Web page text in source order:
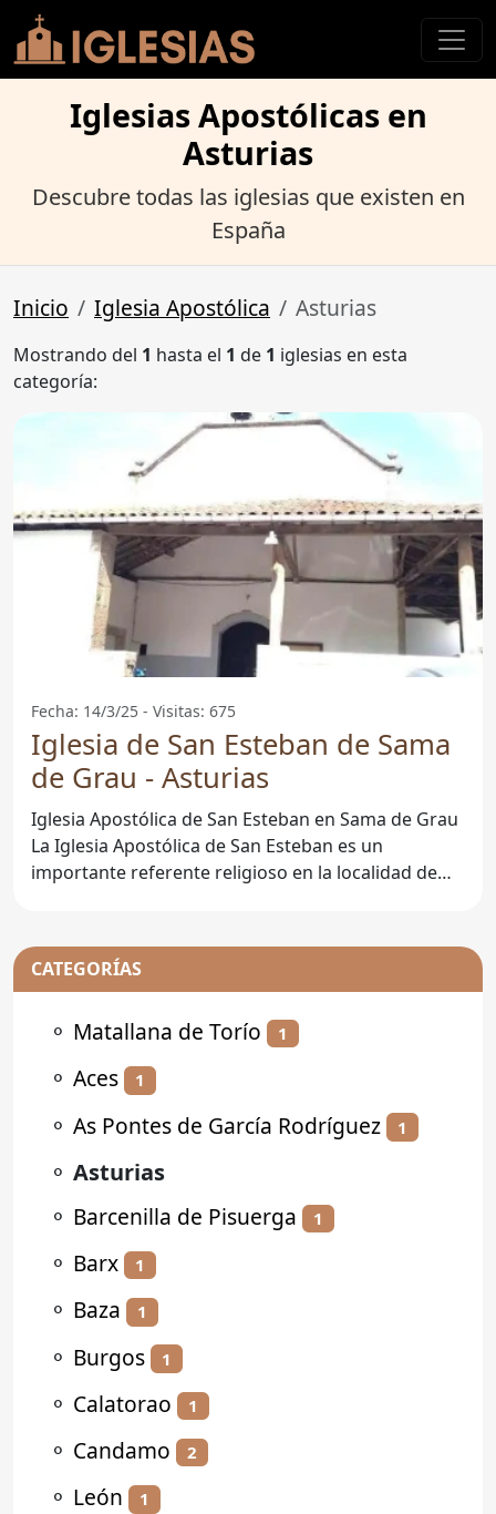
Iglesias Apostólicas en
Asturias
Descubre todas las iglesias que existen en
España
Inicio Iglesia Apostólica Asturias
Mostrando del 1 hasta el 1 de 1 iglesias en esta
categoría:
Fecha: 14/3/25 - Visitas: 675
Iglesia de San Esteban de Sama
de Grau - Asturias
Iglesia Apostólica de San Esteban en Sama de Grau
La Iglesia Apostólica de San Esteban es un
importante referente religioso en la localidad de
CATEGORÍAS
⚬ Matallana de Torío 1
⚬ Aces 1
⚬ As Pontes de García Rodríguez 1
⚬ Asturias
⚬ Barcenilla de Pisuerga 1
⚬ Barx 1
⚬ Baza 1
⚬ Burgos 1
⚬ Calatorao 1
⚬ Candamo 2
⚬ León 1